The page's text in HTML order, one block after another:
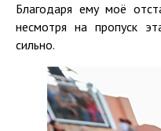
Благодаря ему моё
несмотря на пропуск
сильно.